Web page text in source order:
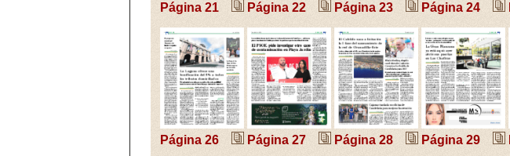
Página 21 Página 22 Página 23 Página 24
Página 26 Página 27 Página 28 Página 29